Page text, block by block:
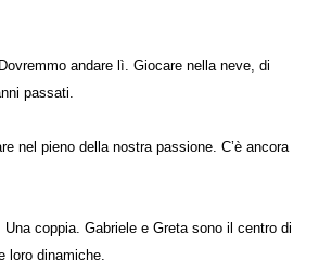
andare lì. Giocare nella neve, di
passati.
nel pieno della nostra passione. C’è ancora
Una coppia. Gabriele e Greta sono il centro di
loro dinamiche.